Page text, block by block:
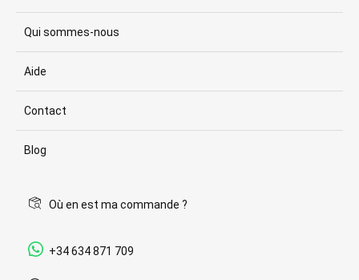
Qui sommes-nous
Aide
Contact
Blog
Où en est ma commande ?
+34 634 871 709